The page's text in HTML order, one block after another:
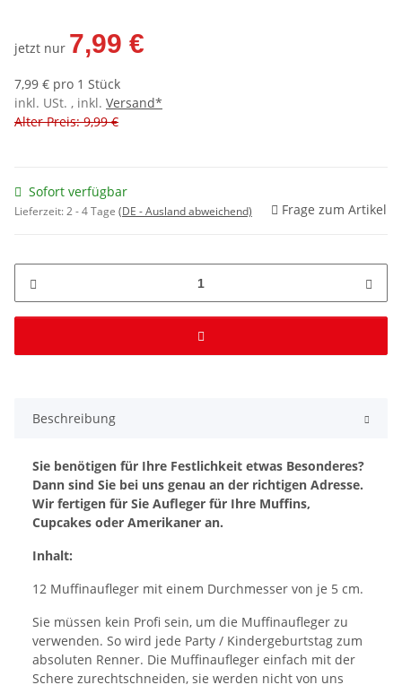
jetzt nur 7,99 €
7,99 € pro 1 Stück
inkl. USt. , inkl. Versand*
Alter Preis: 9,99 €
Sofort verfügbar
Lieferzeit:2 - 4 Tage (DE - Ausland abweichend) Frage zum Artikel
Beschreibung
Sie benötigen für Ihre Festlichkeit etwas Besonderes?
Dann sind Sie bei uns genau an der richtigen Adresse.
Wir fertigen für Sie Aufleger für Ihre Muffins,
Cupcakes oder Amerikaner an.
Inhalt:
12 Muffinaufleger mit einem Durchmesser von je 5 cm.
Sie müssen kein Profi sein, um die Muffinaufleger zu
verwenden. So wird jede Party / Kindergeburtstag zum
absoluten Renner. Die Muffinaufleger einfach mit der
Schere zurechtschneiden, sie werden nicht von uns